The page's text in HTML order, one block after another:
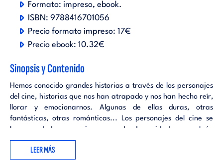
Formato: impreso ebook.
ISBN: 9788416701056
Precio formato impreso: 17€
Precio ebook: 10.32€
Sinopsis y Contenido
Hemos conocido grandes historias a través de los personajes
del cine, historias que nos han atrapado y nos han hecho reír,
llorar y emocionarnos. Algunas de ellas duras, otras
fantásticas, otras románticas... Los personajes del cine se
han quedado y se siguen quedando anidados en algún
recoveco de nuestra memoria para recordar grandes
momentos de nuestras vidas.
LEER MÁS